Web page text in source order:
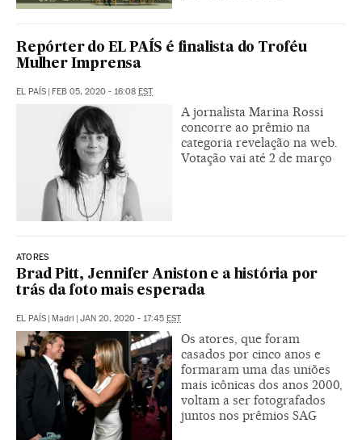
Repórter do EL PAÍS é finalista do Troféu
Mulher Imprensa
EL PAÍS | FEB 05, 2020 - 16:08 EST
A jornalista Marina Rossi
concorre ao prêmio na
categoria revelação na web.
Votação vai até 2 de março
ATORES
Brad Pitt, Jennifer Aniston e a história por
trás da foto mais esperada
EL PAÍS | Madri | JAN 20, 2020 - 17:45 EST
Os atores, que foram
casados por cinco anos e
formaram uma das uniões
mais icônicas dos anos 2000,
voltam a ser fotografados
juntos nos prêmios SAG